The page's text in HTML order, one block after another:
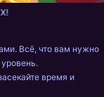
Всё, что вам нужно
время и